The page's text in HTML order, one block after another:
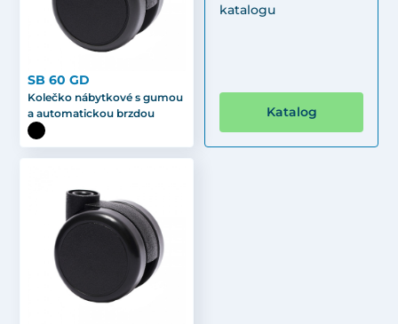
SB 60 GD
Kolečko nábytkové s gumou
a automatickou brzdou
katalogu
Katalog